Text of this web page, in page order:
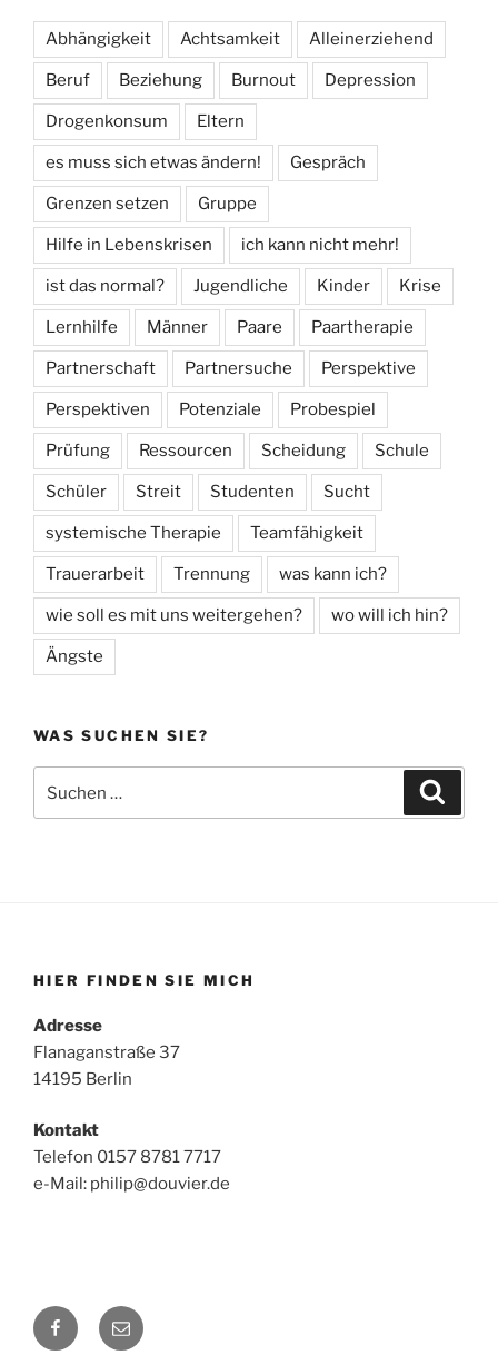
Abhängigkeit Achtsamkeit Alleinerziehend
Beruf Beziehung Burnout Depression
Drogenkonsum Eltern
es muss sich etwas ändern! Gespräch
Grenzen setzen Gruppe
Hilfe in Lebenskrisen ich kann nicht mehr!
ist das normal? Jugendliche Kinder Krise
Lernhilfe Männer Paare Paartherapie
Partnerschaft Partnersuche Perspektive
Perspektiven Potenziale Probespiel
Prüfung Ressourcen Scheidung Schule
Schüler Streit Studenten Sucht
systemische Therapie Teamfähigkeit
Trauerarbeit Trennung was kann ich?
wie soll es mit uns weitergehen? wo will ich hin?
Ängste
WAS SUCHEN SIE?
nach:
HIER FINDEN SIE MICH
Adresse
Flanaganstraße 37
14195 Berlin
Kontakt
Telefon 0157 8781 7717
e-Mail: philip@douvier.de
Facebook
E-
Mail